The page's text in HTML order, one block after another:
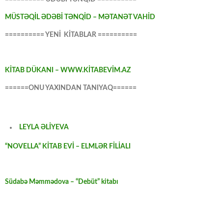
MÜSTƏQİL ƏDƏBİ TƏNQİD – MƏTANƏT VAHİD
========== YENİ KİTABLAR ==========
KİTAB DÜKANI – WWW.KİTABEVİM.AZ
======ONU YAXINDAN TANIYAQ======
LEYLA ƏLİYEVA
“NOVELLA” KİTAB EVİ – ELMLƏR FİLİALI
Südabə Məmmədova – “Debüt” kitabı